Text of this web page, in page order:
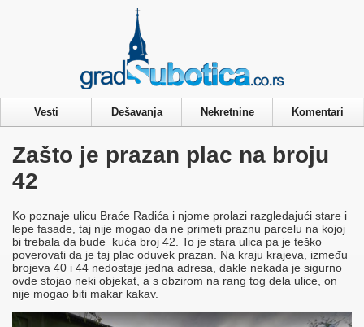
Vesti Dešavanja Nekretnine Komentari
Zašto je prazan plac na broju
42
Ko poznaje ulicu Braće Radića i njome prolazi razgledajući stare i
lepe fasade, taj nije mogao da ne primeti praznu parcelu na kojoj
bi trebala da bude kuća broj 42. To je stara ulica pa je teško
poverovati da je taj plac oduvek prazan. Na kraju krajeva, između
brojeva 40 i 44 nedostaje jedna adresa, dakle nekada je sigurno
ovde stojao neki objekat, a s obzirom na rang tog dela ulice, on
nije mogao biti makar kakav.
Privacy & Cookies Policy